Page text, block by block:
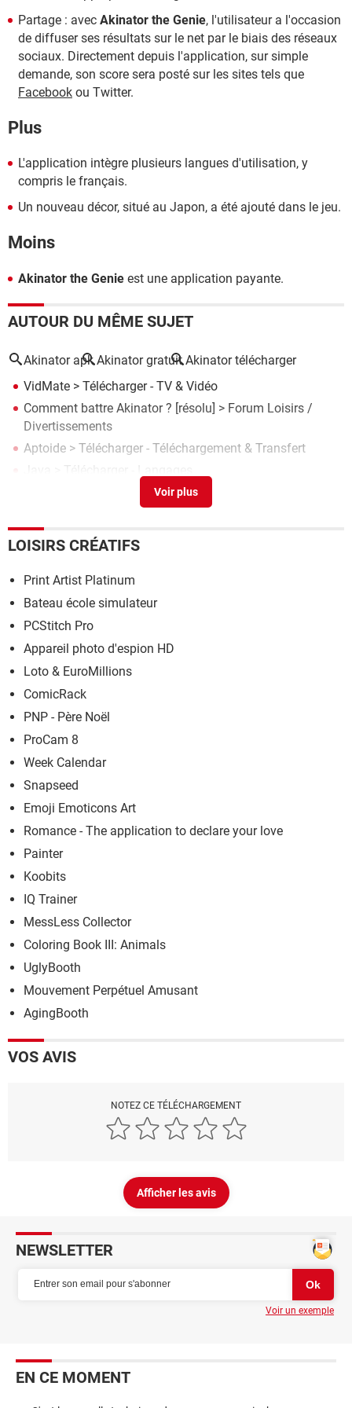
Partage : avec Akinator the Genie, l'utilisateur a l'occasion
de diffuser ses résultats sur le net par le biais des réseaux
sociaux. Directement depuis l'application, sur simple
demande, son score sera posté sur les sites tels que
Facebook ou Twitter.
Plus
L'application intègre plusieurs langues d'utilisation, y
compris le français.
Un nouveau décor, situé au Japon, a été ajouté dans le jeu.
Moins
Akinator the Genie est une application payante.
AUTOUR DU MÊME SUJET
Akinator apk Akinator gratuit Akinator télécharger
VidMate > Télécharger - TV & Vidéo
Comment battre Akinator ? [résolu] > Forum Loisirs /
Divertissements
Aptoide > Télécharger - Téléchargement & Transfert
> Télécharger - Langages
Forum jeux en ligne
LOISIRS CRÉATIFS
Print Artist Platinum
Bateau école simulateur
PCStitch Pro
Appareil photo d'espion HD
Loto & EuroMillions
ComicRack
PNP - Père Noël
ProCam 8
Week Calendar
Snapseed
Emoji Emoticons Art
Romance - The application to declare your love
Painter
Koobits
IQ Trainer
MessLess Collector
Coloring Book III: Animals
UglyBooth
Mouvement Perpétuel Amusant
AgingBooth
VOS AVIS
NOTEZ CE TÉLÉCHARGEMENT
Afficher les avis
NEWSLETTER
Voir un exemple
EN CE MOMENT